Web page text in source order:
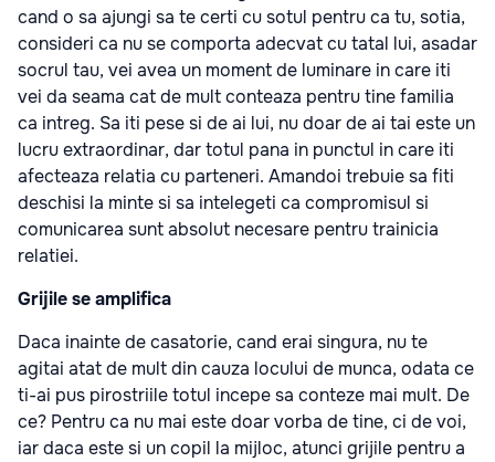
cand o sa ajungi sa te certi cu sotul pentru ca tu, sotia,
consideri ca nu se comporta adecvat cu tatal lui, asadar
socrul tau, vei avea un moment de luminare in care iti
vei da seama cat de mult conteaza pentru tine familia
ca intreg. Sa iti pese si de ai lui, nu doar de ai tai este un
lucru extraordinar, dar totul pana in punctul in care iti
afecteaza relatia cu parteneri. Amandoi trebuie sa fiti
deschisi la minte si sa intelegeti ca compromisul si
comunicarea sunt absolut necesare pentru trainicia
relatiei.
Grijile se amplifica
Daca inainte de casatorie, cand erai singura, nu te
agitai atat de mult din cauza locului de munca, odata ce
ti-ai pus pirostriile totul incepe sa conteze mai mult. De
ce? Pentru ca nu mai este doar vorba de tine, ci de voi,
iar daca este si un copil la mijloc, atunci grijile pentru a